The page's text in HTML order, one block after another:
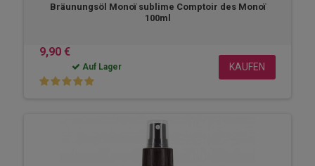
Bräunungsöl Monoï sublime Comptoir des Monoï
100ml
9,90 €
Auf Lager KAUFEN